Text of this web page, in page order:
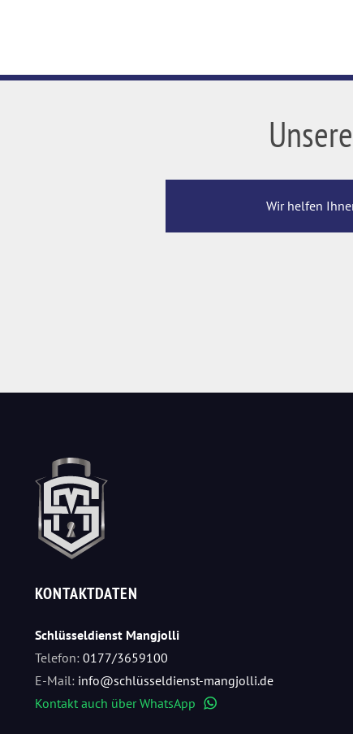
Wir helfen
KONTAKTDATEN
Schlüsseldienst Mangjolli
Telefon: 0177/3659100
E-Mail: info@schlüsseldienst-mangjolli.de
Kontakt auch über WhatsApp